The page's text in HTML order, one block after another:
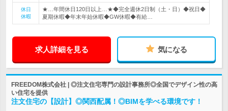
休日
休暇
★…年間休日120日以上…★◆完全週休2日制（土・日）◆祝日◆
夏期休暇◆年末年始休暇◆GW休暇◆有給…
求人詳細を見る 気になる
FREEDOM株式会社 | ◎注文住宅専門の設計事務所◎全国でデザイン性の高
い住宅を提供
注文住宅の【設計】◎関西配属！◎BIMを学べる環境です！